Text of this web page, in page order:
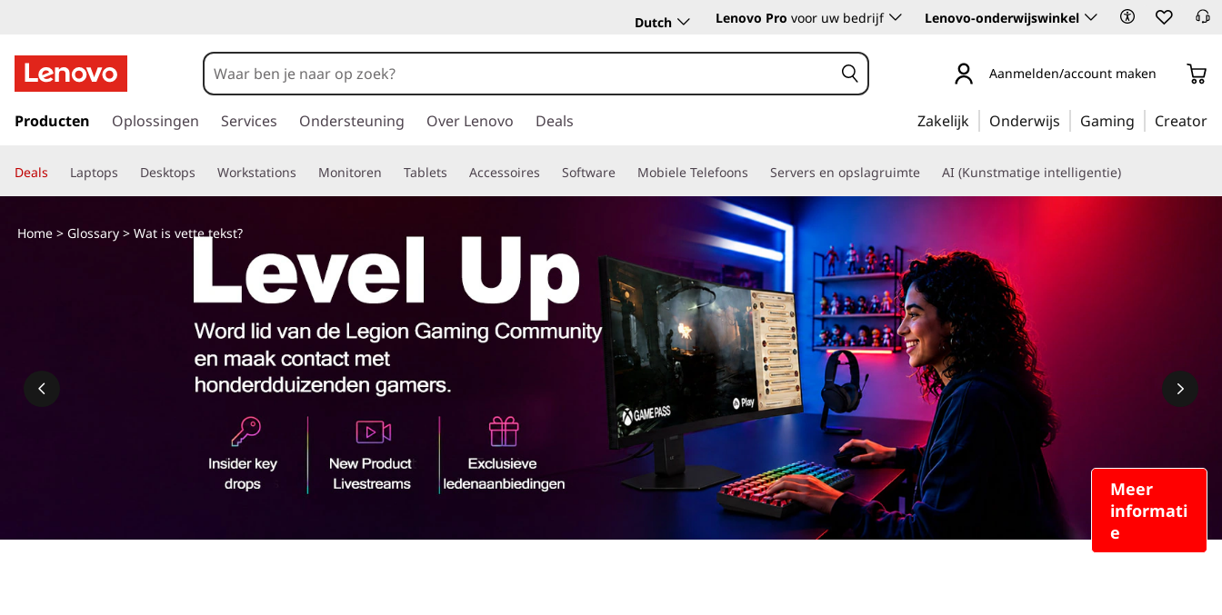
Dutch Lenovo Pro voor uw bedrijf Lenovo-onderwijswinkel
a
a
r
e
Aanmelden/account maken
Producten Oplossingen Services Ondersteuning Over Lenovo Deals Zakelijk Onderwijs Gaming Creator
Deals Laptops Desktops Workstations Monitoren Tablets Accessoires Software Mobiele Telefoons Servers en opslagruimte AI (Kunstmatige intelligentie)
Meer
informati
e
Home> Glossary> Wat is vette tekst?